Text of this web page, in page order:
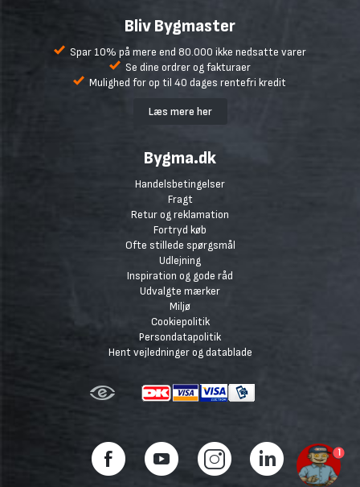
Bliv Bygmaster
Spar 10% på mere end 80.000 ikke nedsatte varer
Se dine ordrer og fakturaer
Mulighed for op til 40 dages rentefri kredit
Læs mere her
Bygma.dk
Handelsbetingelser
Fragt
Retur og reklamation
Fortryd køb
Ofte stillede spørgsmål
Udlejning
Inspiration og gode råd
Udvalgte mærker
Miljø
Cookiepolitik
Persondatapolitik
Hent vejledninger og datablade
1